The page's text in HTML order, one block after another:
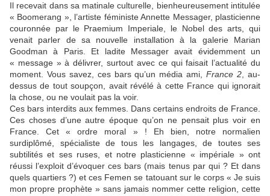
Il recevait dans sa matinale culturelle, bienheureusement intitulée
« Boomerang », l’artiste féministe Annette Messager, plasticienne
couronnée par le Praemium Imperiale, le Nobel des arts, qui
venait parler de sa nouvelle installation à la galerie Marian
Goodman à Paris. Et ladite Messager avait évidemment un
« message » à délivrer, surtout avec ce qui faisait l’actualité du
moment. Vous savez, ces bars qu’un média ami,France 2 , au-
dessus de tout soupçon, avait révélé à cette France qui ignorait
la chose, ou ne voulait pas la voir.
Ces bars interdits aux femmes. Dans certains endroits de France.
Ces choses d’une autre époque qu’on ne pensait plus voir en
France. Cet « ordre moral » ! Eh bien, notre normalien
surdiplômé, spécialiste de tous les langages, de toutes ses
subtilités et ses ruses, et notre plasticienne « impériale » ont
réussi l’exploit d’évoquer ces bars (mais tenus par qui ? Et dans
quels quartiers ?) et ces Femen se tatouant sur le corps « Je suis
mon propre prophète » sans jamais nommer cette religion, cette